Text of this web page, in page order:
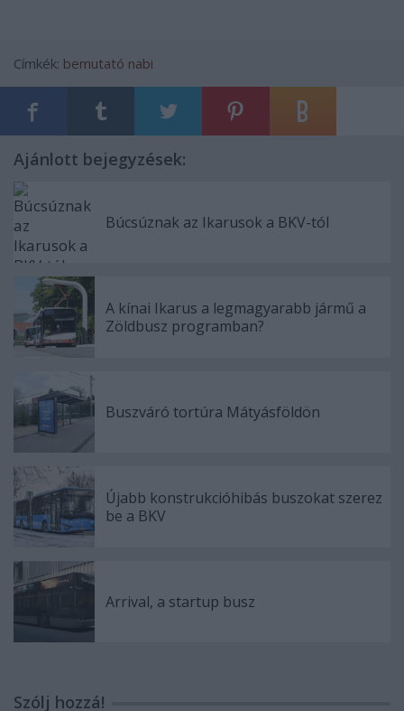
Címkék: bemutató nabi
Ajánlott bejegyzések:
Búcsúznak az Ikarusok a BKV-tól
A kínai Ikarus a legmagyarabb jármű a
Zöldbusz programban?
Buszváró tortúra Mátyásföldön
Újabb konstrukcióhibás buszokat szerez
be a BKV
Arrival, a startup busz
Szólj hozzá!